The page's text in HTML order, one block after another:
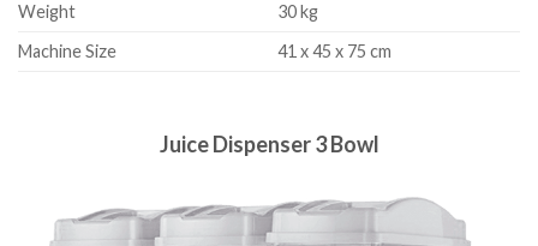
Weight
30 kg
Machine Size
41 x 45 x 75 cm
Juice Dispenser 3 Bowl